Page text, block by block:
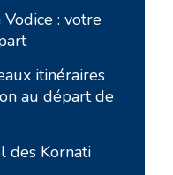
: votre
itinéraires
au départ de
des Kornati